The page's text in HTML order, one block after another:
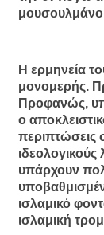
Η ερμηνεία
μονομερής.
Προφανώς,
ο
περιπτώσεις
υπάρχουν
ισλαμικό
ισλαμική